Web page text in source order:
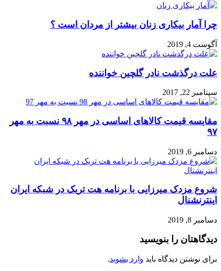
چرا آمار بیکاری زنان بیشتر از مردان است ؟
آگوست 4, 2019
علت درگذشت نادر گلچین خواننده
سپتامبر 22, 2017
مقایسه قیمت کالاهای اساسی در مهر ۹۸ نسبت به مهر
۹۷
دسامبر 6, 2019
شروع مزدک میرزایی با برنامه هت تریک در شبکه ایران
اینترنشنال
دسامبر 8, 2019
دیدگاهتان را بنویسید
برای نوشتن دیدگاه باید وارد بشوید.